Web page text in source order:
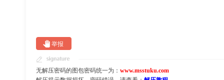
举报
无解压密码的图包密码统一为： www.msstuku.com